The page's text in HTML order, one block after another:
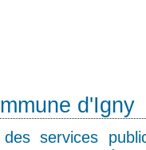
d'Igny
des services